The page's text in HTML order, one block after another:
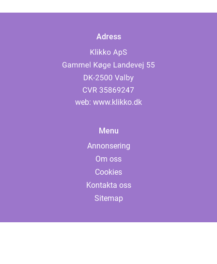
Adress
web: www.klikko.dk
Menu
Annonsering
Om oss
Cookies
Kontakta oss
Sitemap